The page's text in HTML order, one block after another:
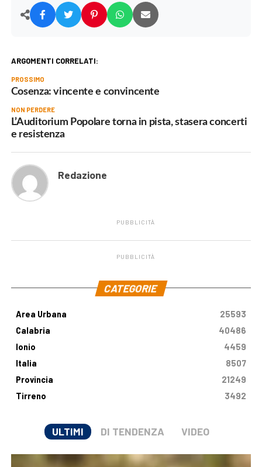
ARGOMENTI CORRELATI:
PROSSIMO
Cosenza: vincente e convincente
NON PERDERE
L’Auditorium Popolare torna in pista, stasera concerti
e resistenza
Redazione
PUBBLICITÀ
PUBBLICITÀ
CATEGORIE
Area Urbana
25593
Calabria
40486
Ionio
4459
Italia
8507
Provincia
21249
Tirreno
3492
ULTIMI DI TENDENZA VIDEO